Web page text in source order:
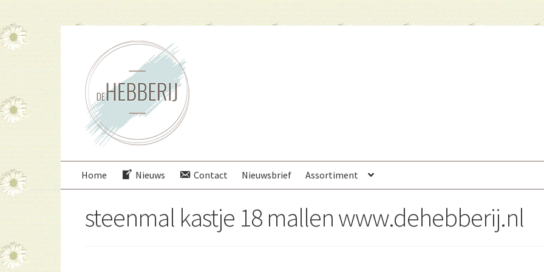
door
naar
navigatie
direct
naar
inhoud
Home Nieuws Contact Nieuwsbrief Assortiment
steenmal kastje 18 mallen www.dehebberij.nl